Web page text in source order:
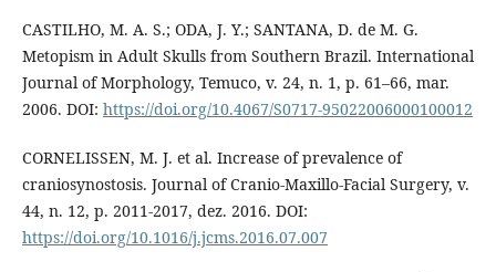
CASTILHO, M. A. S.; ODA, J. Y.; SANTANA, D. de M. G.
Metopism in Adult Skulls from Southern Brazil. International
Journal of Morphology, Temuco, v. 24, n. 1, p. 61–66, mar.
2006. DOI: https://doi.org/10.4067/S0717-95022006000100012
CORNELISSEN, M. J. et al. Increase of prevalence of
craniosynostosis. Journal of Cranio-Maxillo-Facial Surgery, v.
44, n. 12, p. 2011-2017, dez. 2016. DOI:
https://doi.org/10.1016/j.jcms.2016.07.007